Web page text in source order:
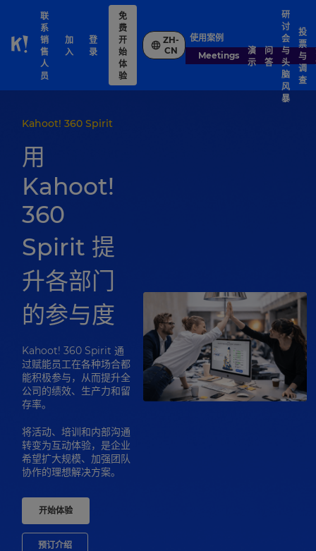
Skip to Page content
联
系
销
售
人
员
加
入
登
录
免
费
开
始
体
验
ZH-
CN
使用案例
Meetings
演
示
问
答
研
讨
会
与
头
脑
风
暴
投
票
与
调
查
Kahoot! 360 Spirit
用
Kahoot!
360
Spirit 提
升各部门
的参与度
Kahoot! 360 Spirit 通
过赋能员工在各种场合都
能积极参与，从而提升全
公司的绩效、生产力和留
存率。
将活动、培训和内部沟通
转变为互动体验，是企业
希望扩大规模、加强团队
协作的理想解决方案。
开始体验
预订介绍